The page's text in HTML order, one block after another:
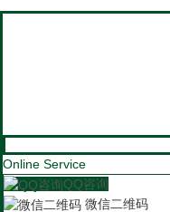
Online Service
QQ咨询
微信二维码